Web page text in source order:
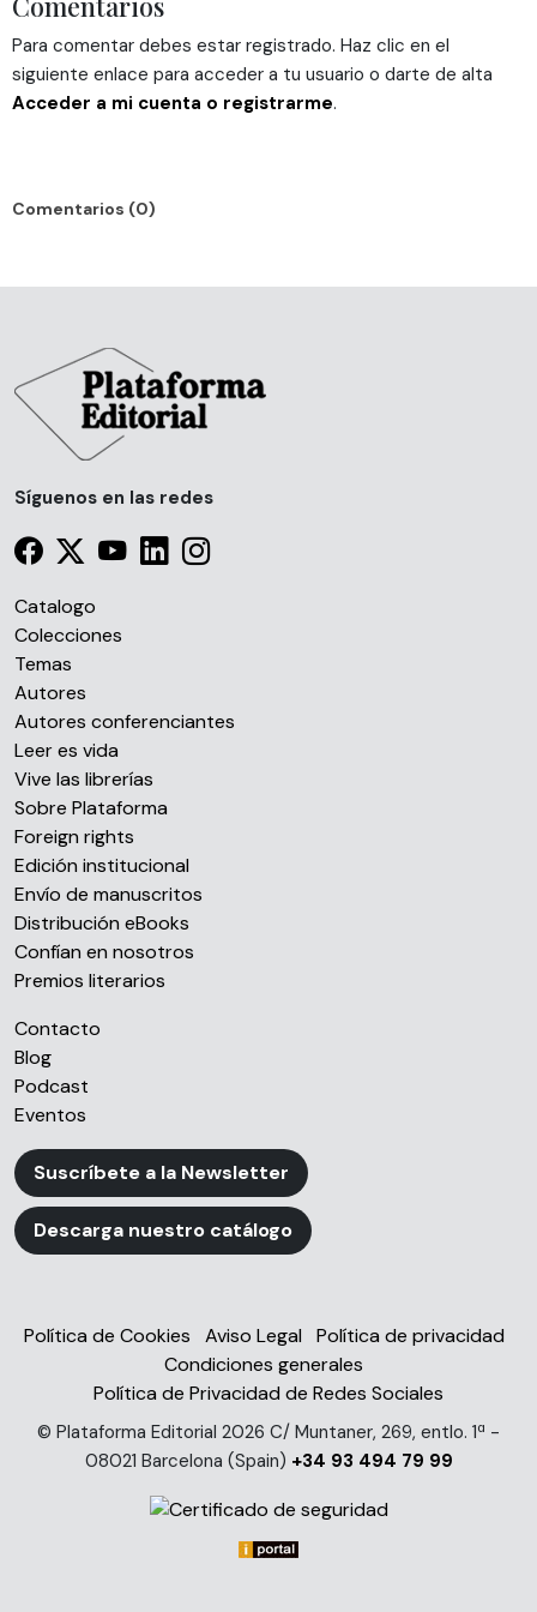
Las cookies de este sitio web se usan para personalizar
el contenido y los anuncios, ofrecer funciones de redes
sociales y analizar el tráfico. Además, compartimos
información sobre el uso que haga del sitio web con
partir del uso que haya hecho de sus servicios.
Para comentar debes estar registrado. Haz clic en el
siguiente enlace para acceder a tu usuario o darte de alta
Acceder a mi cuenta o registrarme.
Comentarios (0)
Síguenos en las redes
Catalogo
Colecciones
Temas
Autores
Autores conferenciantes
Leer es vida
Vive las librerías
Sobre Plataforma
Foreign rights
Edición institucional
Envío de manuscritos
Distribución eBooks
Confían en nosotros
Premios literarios
Contacto
Blog
Podcast
Eventos
Suscríbete a la Newsletter
Descarga nuestro catálogo
Política de Cookies Aviso Legal
Política de privacidad
Condiciones generales
Política de Privacidad de Redes Sociales
© Plataforma Editorial 2026 C/ Muntaner, 269, entlo. 1ª -
08021 Barcelona (Spain) +34 93 494 79 99